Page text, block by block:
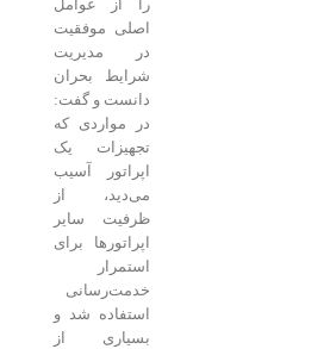
را از عوامل
اصلی موفقیت
در مدیریت
شرایط بحران
دانست و گفت:
در مواردی که
تجهیزات یک
اپراتور آسیب
می‌دید، از
ظرفیت سایر
اپراتورها برای
خدمت‌رسانی
استفاده شد و
بسیاری از